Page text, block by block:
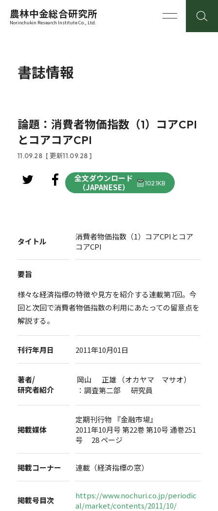
農林中金総合研究所
Norinchukin Research Institute Co., Ltd.
書誌情報
論題：消費者物価指数（1）コアCPI
とコアコアCPI
11.09.28 [ 更新11.09.28 ]
全文ダウンロード
（JAPANESE）
102.1KB
タイトル
消費者物価指数（1）コアCPIとコア
コアCPI
要旨
様々な経済指標の特徴や見方を紹介する連載第7回。今
回と次回で消費者物価指数の利用にあたっての留意点を
解説する。
刊行年月日 2011年10月01日
著者/
研究者紹介
岡山 正雄 （オカヤマ マサオ）
：調査第二部 研究員
掲載媒体
定期刊行物 『金融市場』
2011年10月号 第22巻 第10号 通巻251
号 28 ページ
掲載コーナー 連載（経済指標の窓）
掲載号目次
https://www.nochuri.co.jp/periodic
al/market/contents/2011/10/